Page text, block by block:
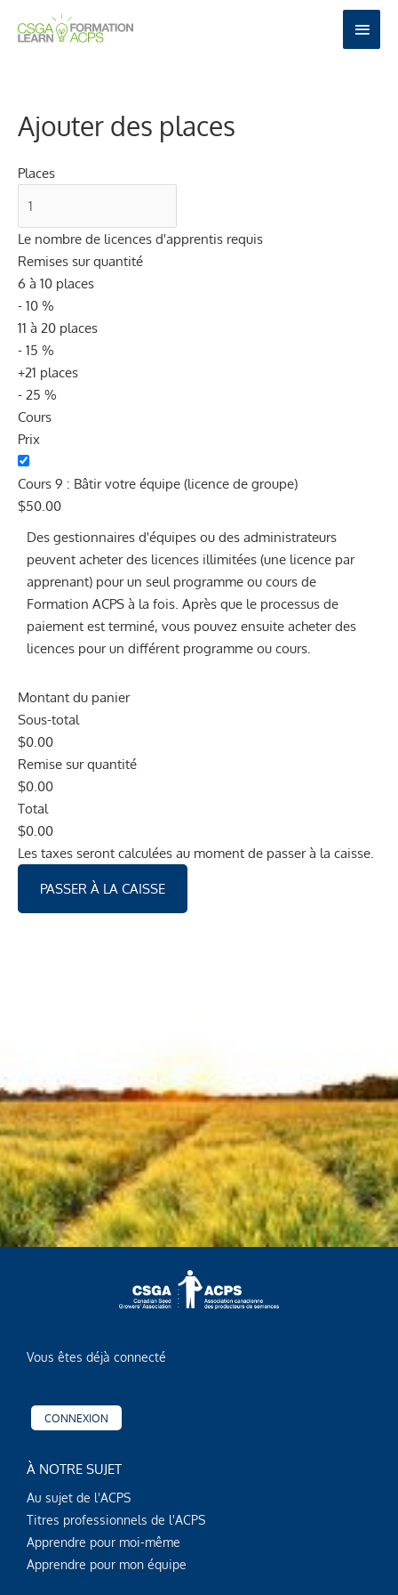
Ajouter des places
Places
Le nombre de licences d'apprentis requis
Remises sur quantité
6 à 10 places
- 10 %
11 à 20 places
- 15 %
+21 places
- 25 %
Cours
Prix
Cours 9 : Bâtir votre équipe (licence de groupe)
$50.00
Des gestionnaires d'équipes ou des administrateurs
peuvent acheter des licences illimitées (une licence par
apprenant) pour un seul programme ou cours de
Formation ACPS à la fois. Après que le processus de
paiement est terminé, vous pouvez ensuite acheter des
licences pour un différent programme ou cours.
Montant du panier
Sous-total
$0.00
Remise sur quantité
$0.00
Total
$0.00
Les taxes seront calculées au moment de passer à la caisse.
PASSER À LA CAISSE
Vous êtes déjà connecté
CONNEXION
À NOTRE SUJET
Au sujet de l'ACPS
Titres professionnels de l'ACPS
Apprendre pour moi-même
Apprendre pour mon équipe